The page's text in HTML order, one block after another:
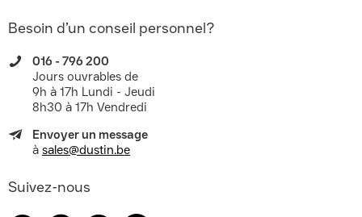
Besoin d’un conseil personnel?
016 - 796 200
Jours ouvrables de
9h à 17h Lundi - Jeudi
8h30 à 17h Vendredi
Envoyer un message
à sales@dustin.be
Suivez-nous